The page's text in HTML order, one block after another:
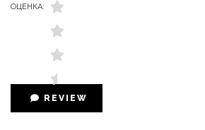
ОЦЕНКА:
REVIEW